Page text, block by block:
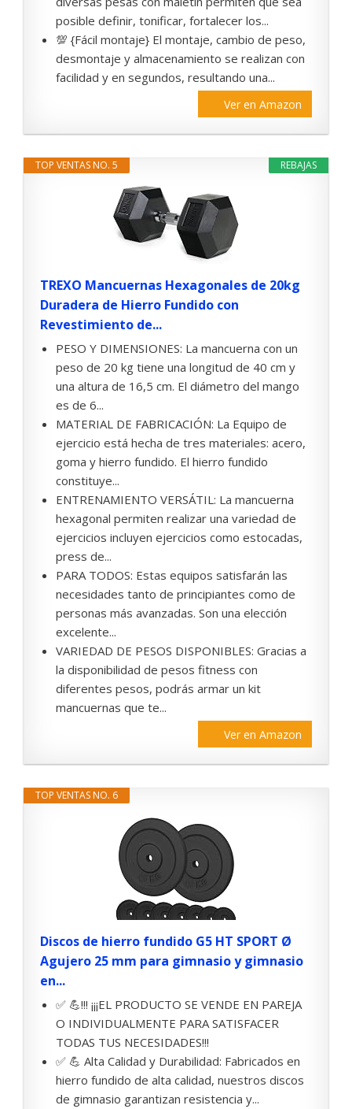
posible definir, tonificar, fortalecer los...
💯 {Fácil montaje} El montaje, cambio de peso,
desmontaje y almacenamiento se realizan con
facilidad y en segundos, resultando una...
Ver en Amazon
REBAJAS
TOP VENTAS NO. 5
TREXO Mancuernas Hexagonales de 20kg
Duradera de Hierro Fundido con
Revestimiento de...
PESO Y DIMENSIONES: La mancuerna con un
peso de 20 kg tiene una longitud de 40 cm y
una altura de 16,5 cm. El diámetro del mango
es de 6...
MATERIAL DE FABRICACIÓN: La Equipo de
ejercicio está hecha de tres materiales: acero,
goma y hierro fundido. El hierro fundido
constituye...
ENTRENAMIENTO VERSÁTIL: La mancuerna
hexagonal permiten realizar una variedad de
ejercicios incluyen ejercicios como estocadas,
press de...
PARA TODOS: Estas equipos satisfarán las
necesidades tanto de principiantes como de
personas más avanzadas. Son una elección
excelente...
VARIEDAD DE PESOS DISPONIBLES: Gracias a
la disponibilidad de pesos fitness con
diferentes pesos, podrás armar un kit
mancuernas que te...
Ver en Amazon
TOP VENTAS NO. 6
Discos de hierro fundido G5 HT SPORT Ø
Agujero 25 mm para gimnasio y gimnasio
en...
✅ 💪!!! ¡¡¡EL PRODUCTO SE VENDE EN PAREJA
O INDIVIDUALMENTE PARA SATISFACER
TODAS TUS NECESIDADES!!!
✅ 💪 Alta Calidad y Durabilidad: Fabricados en
hierro fundido de alta calidad, nuestros discos
de gimnasio garantizan resistencia y...